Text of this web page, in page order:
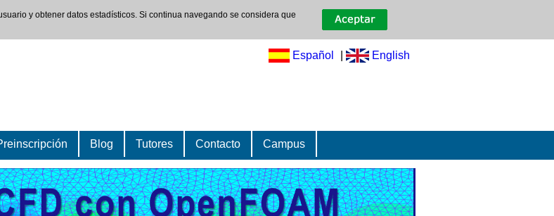
y obtener datos estadísticos. Si continua navegando se considera que
Español English
Blog Tutores Contacto Campus